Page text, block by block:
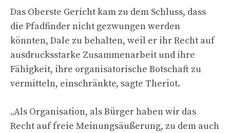
Das Oberste Gericht kam zu dem Schluss, dass
die Pfadfinder nicht gezwungen werden
könnten, Dale zu behalten, weil er ihr Recht auf
ausdrucksstarke Zusammenarbeit und ihre
Fähigkeit, ihre organisatorische Botschaft zu
vermitteln, einschränkte, sagte Theriot.
„Als Organisation, als Bürger haben wir das
Recht auf freie Meinungsäußerung, zu dem auch